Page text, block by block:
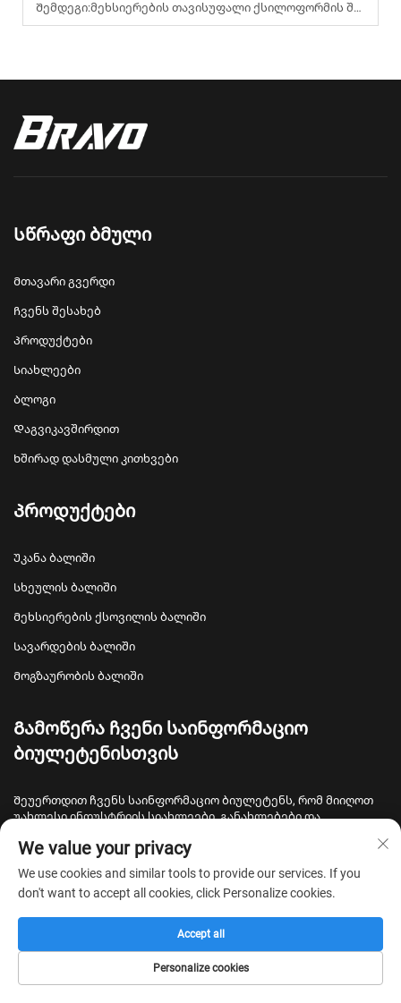
Შემდეგი:მეხსიერების თავისუფალი ქსილოფორმის შეძენის შეცდომების გასარკვევად სახელმძღვანელო: ტემპერატურის მგრძნობარობის პრობლემების ამოხსნის და მომწოდებლების შერჩევის რჩევები
Სწრაფი ბმული
Მთავარი გვერდი
Ჩვენს შესახებ
Პროდუქტები
Სიახლეები
Ბლოგი
Დაგვიკავშირდით
Ხშირად დასმული კითხვები
Პროდუქტები
Უკანა ბალიში
Სხეულის ბალიში
Მეხსიერების ქსოვილის ბალიში
Სავარდების ბალიში
Მოგზაურობის ბალიში
Გამოწერა ჩვენი საინფორმაციო
ბიულეტენისთვის
Შეუერთდით ჩვენს საინფორმაციო ბიულეტენს, რომ მიიღოთ
უახლესი ინდუსტრიის სიახლეები, განახლებები და
Გამოწერა
Copyright © 2026 Nantong Bulawo Home Textile Co., Ltd. Beijing. ყველა
უფლება დაცულია.
Პირადულობის პოლიტიკა
Მთავარი
Პროდუქი Შესახებ Კონტაქტი
We value your privacy
We use cookies and similar tools to provide our services. If you
don't want to accept all cookies, click Personalize cookies.
Personalize cookies
Accept all